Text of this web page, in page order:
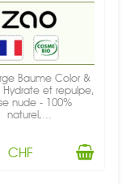
Baume Color &
Hydrate et repulpe,
nude - 100%
naturel,...
CHF